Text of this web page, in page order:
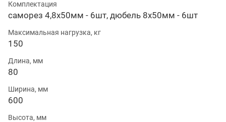
Комплектация
саморез 4,8х50мм - 6шт, дюбель 8х50мм - 6шт
Максимальная нагрузка, кг
150
Длина, мм
80
Ширина, мм
600
Высота, мм